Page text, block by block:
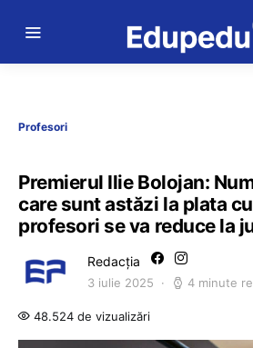
Profesori
Premierul Ilie Bolojan:
care sunt astăzi la plata
profesori se va reduce la
Redacția
3 iulie 2025 4 minute
48.524 de vizualizări